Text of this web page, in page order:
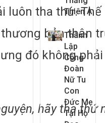
luôn tha thứ.
bản thân
đó không
hãy tha thứ
Thiên A
Thành
Lập
Cộng
Đoàn
Nữ Tu
Con
Đức Mẹ
Tại Họ